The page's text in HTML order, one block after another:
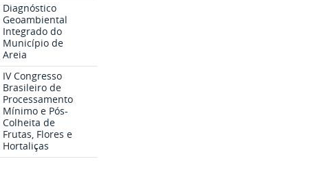
Diagnóstico
Geoambiental
Integrado do
Município de
Areia
IV Congresso
Brasileiro de
Processamento
Mínimo e Pós-
Colheita de
Frutas, Flores e
Hortaliças